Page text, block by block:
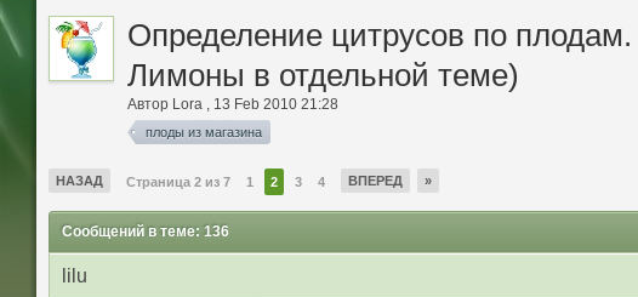
Определение цитрусов по
Лимоны в отдельной теме)
Автор Lora , 13 Feb 2010 21:28
плоды из магазина
НАЗАД Страница 2 из 7 1 2 3 4 ВПЕРЕД »
Сообщений в теме: 136
lilu